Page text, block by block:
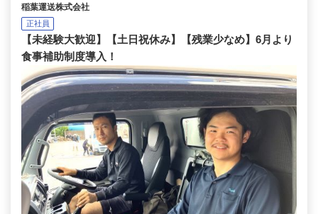
稲葉運送株式会社
正社員
【未経験大歓迎】【土日祝休み】【残業少なめ】6月より
食事補助制度導入！